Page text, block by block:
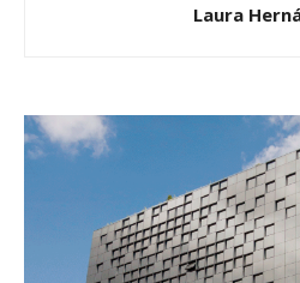
Laura